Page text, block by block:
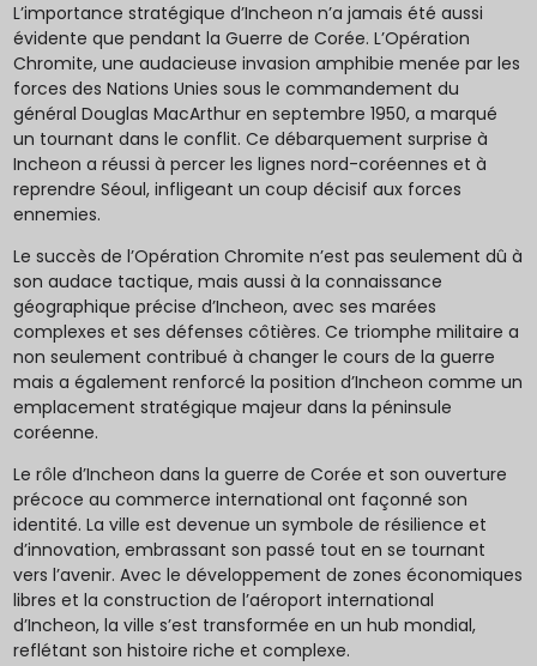
L’importance stratégique d’Incheon n’a jamais été aussi
évidente que pendant la Guerre de Corée. L’Opération
Chromite, une audacieuse invasion amphibie menée par les
forces des Nations Unies sous le commandement du
général Douglas MacArthur en septembre 1950, a marqué
un tournant dans le conflit. Ce débarquement surprise à
Incheon a réussi à percer les lignes nord-coréennes et à
reprendre Séoul, infligeant un coup décisif aux forces
ennemies.
Le succès de l’Opération Chromite n’est pas seulement dû à
son audace tactique, mais aussi à la connaissance
géographique précise d’Incheon, avec ses marées
complexes et ses défenses côtières. Ce triomphe militaire a
non seulement contribué à changer le cours de la guerre
mais a également renforcé la position d’Incheon comme un
emplacement stratégique majeur dans la péninsule
coréenne.
Le rôle d’Incheon dans la guerre de Corée et son ouverture
précoce au commerce international ont façonné son
identité. La ville est devenue un symbole de résilience et
d’innovation, embrassant son passé tout en se tournant
vers l’avenir. Avec le développement de zones économiques
libres et la construction de l’aéroport international
d’Incheon, la ville s’est transformée en un hub mondial,
reflétant son histoire riche et complexe.